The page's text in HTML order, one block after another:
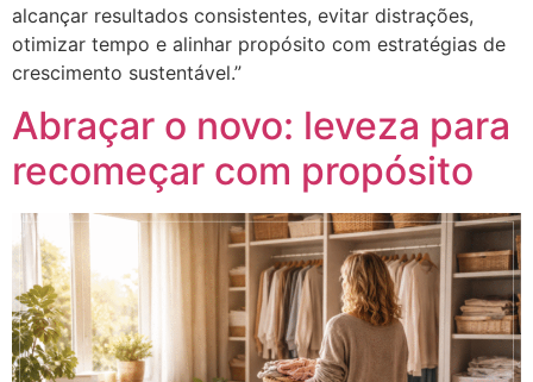
alcançar resultados consistentes, evitar distrações,
otimizar tempo e alinhar propósito com estratégias de
crescimento sustentável.”
Abraçar o novo: leveza para
recomeçar com propósito